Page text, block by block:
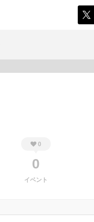
0
0
イベント